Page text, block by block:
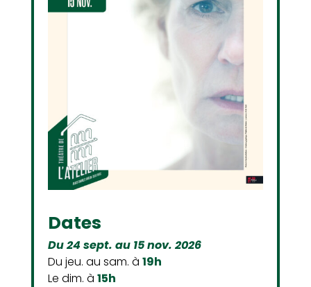
Dates
Du 24 sept. au 15 nov. 2026
Du jeu. au sam. à 19h
Le dim. à 15h